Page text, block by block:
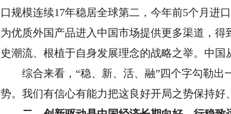
口规模连续17年稳居全球第二，今年前5个月进
为优质外国产品进入中国市场提供更多渠道，
史潮流、根植于自身发展理念的战略之举。中
综合来看，“稳、新、活、融”四个字勾勒出
势。我们有信心有能力把这良好开局之势保持好